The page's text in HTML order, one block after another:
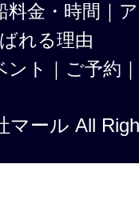
料金・時間 ｜
れる理由
ント ｜ ご予約 ｜
マール All